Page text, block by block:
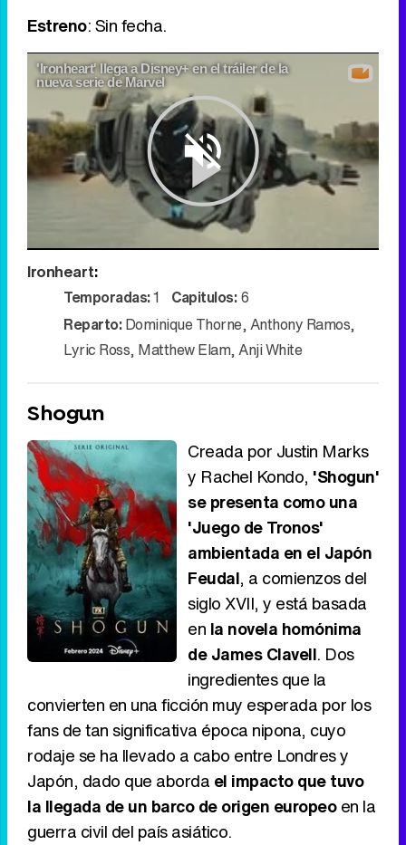
Estreno: Sin fecha.
Play
Video
'Ironheart' llega a Disney+ en el tráiler de la
nueva serie de Marvel
Ironheart:
Temporadas:1 Capitulos:6
Reparto: Dominique Thorne,Anthony Ramos,
Lyric Ross, Matthew Elam,Anji White
Shogun
Creada por Justin Marks
y Rachel Kondo, 'Shogun'
se presenta como una
'Juego de Tronos'
ambientada en el Japón
Feudal, a comienzos del
siglo XVII, y está basada
en la novela homónima
de James Clavell. Dos
ingredientes que la
convierten en una ficción muy esperada por los
fans de tan significativa época nipona, cuyo
rodaje se ha llevado a cabo entre Londres y
Japón, dado que aborda el impacto que tuvo
la llegada de un barco de origen europeoen la
guerra civil del país asiático.